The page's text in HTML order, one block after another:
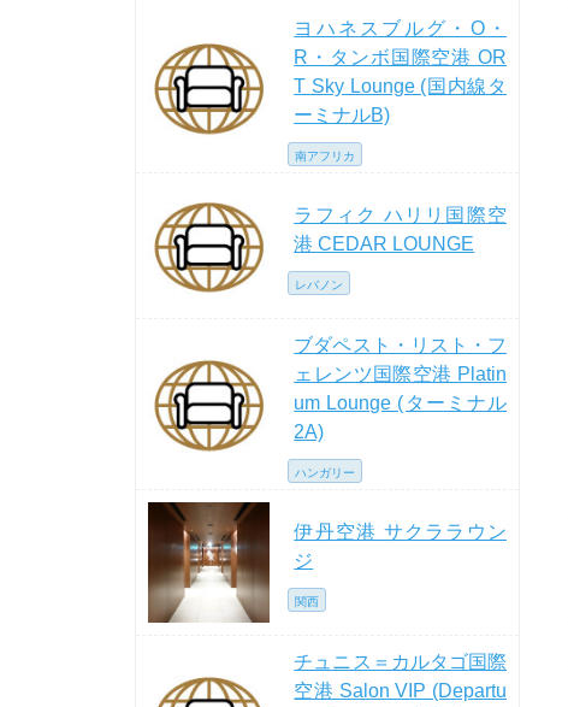
ヨハネスブルグ・O・
R・タンボ国際空港 OR
T Sky Lounge (国内線タ
ーミナルB)
南アフリカ
ラフィク ハリリ国際空
港 CEDAR LOUNGE
レバノン
ブダペスト・リスト・フ
ェレンツ国際空港 Platin
um Lounge (ターミナル
2A)
ハンガリー
伊丹空港 サクララウン
ジ
関西
チュニス＝カルタゴ国際
空港 Salon VIP (Departu